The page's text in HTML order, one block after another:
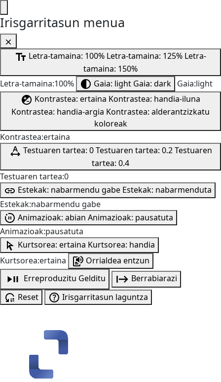
Irisgarritasun menua
Letra-tamaina: 100% Letra-tamaina: 125% Letra-
tamaina: 150%
Letra-tamaina:100%
Gaia: light Gaia: dark Gaia:light
Kontrastea: ertaina Kontrastea: handia-iluna
Kontrastea: handia-argia Kontrastea: alderantzizkatu
koloreak
Kontrastea:ertaina
Testuaren tartea: 0 Testuaren tartea: 0.2 Testuaren
tartea: 0.4
Testuaren tartea:0
Estekak: nabarmendu gabe Estekak: nabarmenduta
Estekak:nabarmendu gabe
Animazioak: abian Animazioak: pausatuta
Animazioak:pausatuta
Kurtsorea: ertaina Kurtsorea: handia
Kurtsorea:ertaina
Orrialdea entzun
Erreproduzitu Gelditu
Berrabiarazi
Reset
Irisgarritasun laguntza